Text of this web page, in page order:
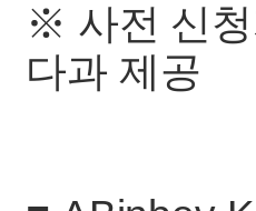
※ 사전 신청
다과 제공